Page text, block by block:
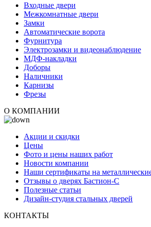
Входные двери
Межкомнатные двери
Замки
Автоматические ворота
Фурнитура
Электрозамки и видеонаблюдение
МДФ-накладки
Доборы
Наличники
Карнизы
Фрезы
О КОМПАНИИ
Акции и скидки
Цены
Фото и цены наших работ
Новости компании
Наши сертификаты на
Отзывы о дверях Бастион-С
Полезные статьи
Дизайн-студия стальных дверей
КОНТАКТЫ